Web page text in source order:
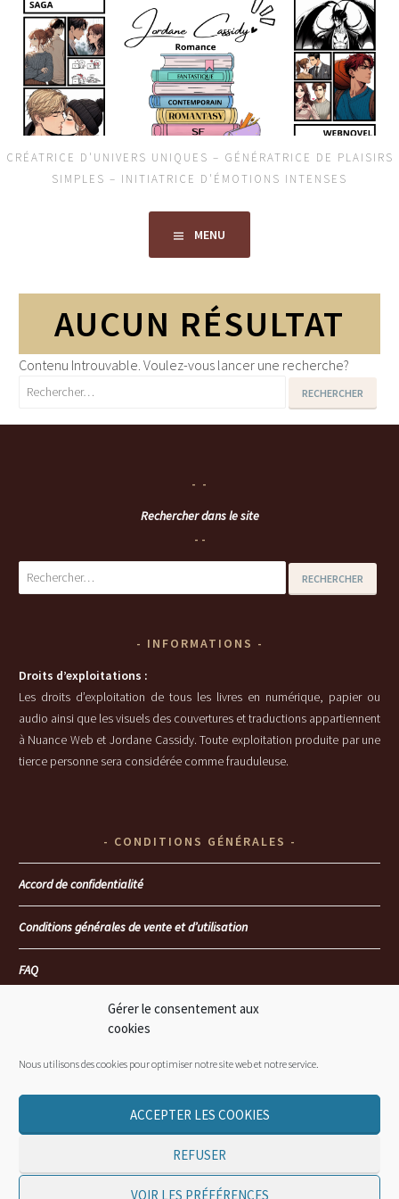
Gérer le consentement aux
cookies
Nous utilisons des cookies pour optimiser notre site web et notre service.
ACCEPTER LES COOKIES
REFUSER
VOIR LES PRÉFÉRENCES
Aller
contenu
principal
CRÉATRICE D'UNIVERS UNIQUES – GÉNÉRATRICE DE PLAISIRS
SIMPLES – INITIATRICE D'ÉMOTIONS INTENSES
MENU
AUCUN RÉSULTAT
Contenu Introuvable. Voulez-vous lancer une recherche?
Rechercher :
Rechercher dans le site
Rechercher :
INFORMATIONS
Droits d’exploitations :
Les droits d’exploitation de tous les livres en numérique, papier ou
audio ainsi que les visuels des couvertures et traductions appartiennent
à Nuance Web et Jordane Cassidy. Toute exploitation produite par une
tierce personne sera considérée comme frauduleuse.
CONDITIONS GÉNÉRALES
Accord de confidentialité
Conditions générales de vente et d’utilisation
FAQ
Seoul heartbreakers
© JORDANE CASSIDY / NUANCE WEB - 2015-2025